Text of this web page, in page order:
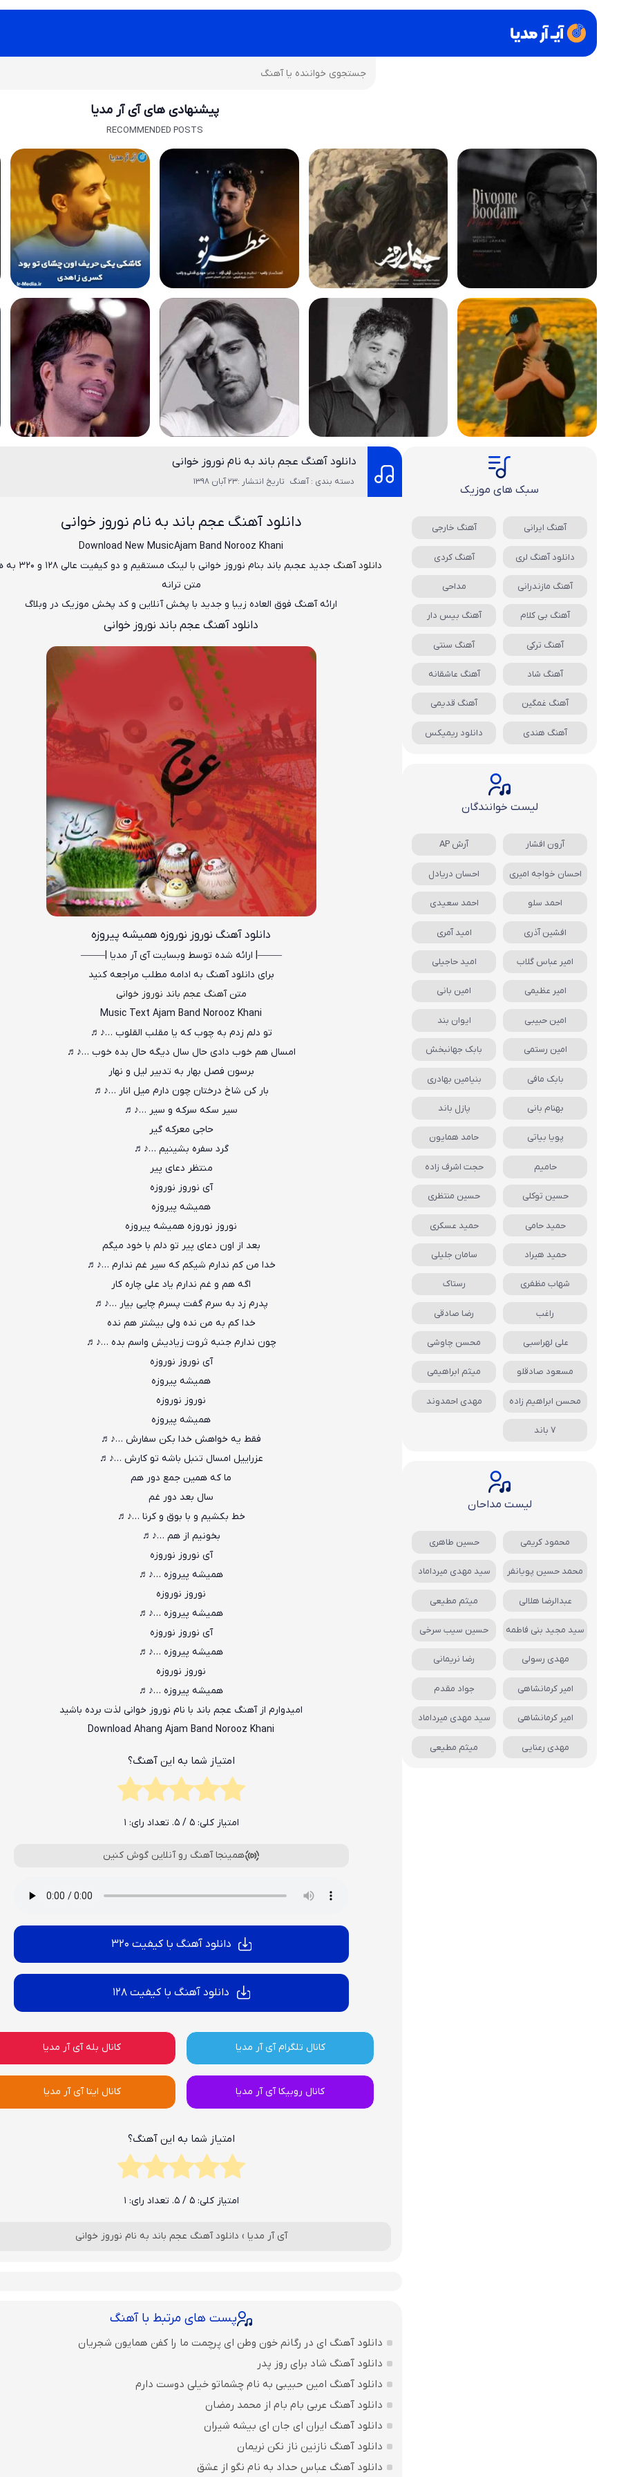
پیشنهادی های آی آر مدیا
RECOMMENDED POSTS
دانلود آهنگ عجم باند به نام نوروز خوانی
دسته بندی : آهنگ تاریخ انتشار :23 آبان 1398
دانلود آهنگ عجم باند به نام نوروز خوانی
Download New MusicAjam Band Norooz Khani
دانلود آهنگ جدید عجبم باند بنام نوروز خوانی
با لینک مستقیم و
متن ترانه
ارائه آهنگ فوق العاده زیبا و جدید با پخش آنلاین و کد پخش موزیک در وبلاگ
دانلود آهنگ عجم باند نوروز خوانی
دانلود آهنگ نوروز نوروزه همیشه پیروزه
——–| ارائه شده توسط وبسایت آی آر مدیا |—–—
برای دانلود آهنگ به ادامه مطلب مراجعه کنید
متنآهنگ عجم باند نوروز خوانی
Music Text Ajam Band Norooz Khani
تو دلم زدم به چوب که یا مقلب القلوب …♪♬
امسال هم خوب دادی حال سال دیگه حال بده خوب …♪♬
برسون فصل بهار به تدبیر لیل و نهار
بار کن شاخ درختان چون دارم میل انار …♪♬
سیر سکه سرکه و سیر …♪♬
حاجی معرکه گیر
گرد سفره بشینیم …♪♬
منتظر دعای پیر
آی نوروز نوروزه
همیشه پیروزه
نوروز نوروزه همیشه پیروزه
بعد از اون دعای پیر تو دلم با خود میگم
خدا من کم ندارم شیکم که سیر غم ندارم …♪♬
اگه هم و غم ندارم یاد علی چاره کار
پدرم زد به سرم گفت پسرم چایی بیار …♪♬
خدا کم به من نده ولی بیشتر هم نده
چون ندارم جنبه ثروت زیادیش واسم بده …♪♬
آی نوروز نوروزه
همیشه پیروزه
نوروز نوروزه
همیشه پیروزه
فقط یه خواهش خدا بکن سفارش …♪♬
عزراییل امسال تنبل باشه تو کارش …♪♬
ما که همین جمع دور هم
سال بعد دور غم
خط بکشیم و با بوق و کرنا …♪♬
بخونیم از هم …♪♬
آی نوروز نوروزه
همیشه پیروزه …♪♬
نوروز نوروزه
همیشه پیروزه …♪♬
آی نوروز نوروزه
همیشه پیروزه …♪♬
نوروز نوروزه
همیشه پیروزه …♪♬
امیدوارم از آهنگ عجم باند با نام نوروز خوانی لذت برده باشید
Download Ahang Ajam Band Norooz Khani
امتیاز شما به این آهنگ؟
امتیاز کلی:5 / 5. تعداد رای: 1
همینجا آهنگ رو آنلاین گوش کنین
دانلود آهنگ با کیفیت 320
دانلود آهنگ با کیفیت 128
کانال تلگرام آی آر مدیا کانال بله آی آر مدیا
کانال روبیکا آی آر مدیا کانال ایتا آی آر مدیا
امتیاز شما به این آهنگ؟
امتیاز کلی:5 / 5. تعداد رای: 1
آی آر مدیا › دانلود آهنگ عجم باند به نام نوروز خوانی
پست های مرتبط با آهنگ
دانلود آهنگ ای در رگانم خون وطن ای پرچمت ما را کفن همایون شجریان
دانلود آهنگ شاد برای روز پدر
دانلود آهنگ امین حبیبی به نام چشماتو خیلی دوست دارم
دانلود آهنگ عربی بام بام از محمد رمضان
دانلود آهنگ ایران ای جان ای بیشه شیران
دانلود آهنگ نازنین ناز نکن نریمان
دانلود آهنگ عباس حداد به نام نگو از عشق
سبک های موزیک
آهنگ ایرانی آهنگ خارجی
دانلود آهنگ لری آهنگ کردی
آهنگ مازندرانی مداحی
آهنگ بی کلام آهنگ بیس دار
آهنگ ترکی آهنگ سنتی
آهنگ شاد آهنگ عاشقانه
آهنگ غمگین آهنگ قدیمی
آهنگ هندی دانلود ریمیکس
لیست خوانندگان
آرون افشار آرش AP
احسان خواجه امیری احسان دریادل
احمد سلو احمد سعیدی
افشین آذری امید آمری
امیر عباس گلاب امید حاجیلی
امیر عظیمی امین بانی
امین حبیبی ایوان بند
امین رستمی بابک جهانبخش
بابک مافی بنیامین بهادری
بهنام بانی پازل باند
پویا بیاتی حامد همایون
حامیم حجت اشرف زاده
حسین توکلی حسین منتظری
حمید حامی حمید عسکری
حمید هیراد سامان جلیلی
شهاب مظفری رستاک
راغب رضا صادقی
علی لهراسبی محسن چاوشی
مسعود صادقلو میثم ابراهیمی
محسن ابراهیم زاده مهدی احمدوند
7 باند
لیست مداحان
محمود کریمی حسین طاهری
محمد حسین پویانفر سید مهدی میرداماد
عبدالرضا هلالی میثم مطیعی
سید مجید بنی فاطمه حسین سیب سرخی
مهدی رسولی رضا نریمانی
امیر کرمانشاهی جواد مقدم
امیر کرمانشاهی سید مهدی میرداماد
مهدی رعنایی میثم مطیعی